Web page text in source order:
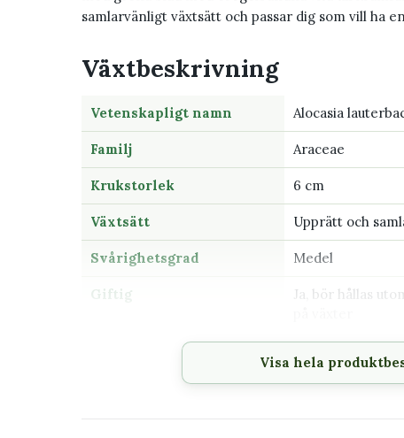
samlarvänligt växtsätt och passar dig som vill ha
Växtbeskrivning
Vetenskapligt namn Alocasia
Familj Araceae
Krukstorlek 6 cm
Växtsätt Upprätt och
Svårighetsgrad Medel
Giftig
Ja, bör hållas
Visa hela